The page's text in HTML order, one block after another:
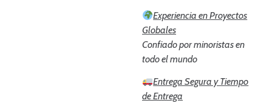
Experiencia en Proyectos
Globales
Confiado por minoristas en
todo el mundo
Entrega Segura y Tiempo
de Entrega